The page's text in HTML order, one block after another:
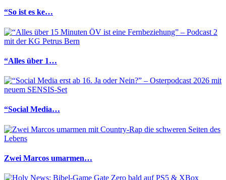
“So ist es ke…
“Alles über 1…
“Social Media…
Zwei Marcos umarmen…